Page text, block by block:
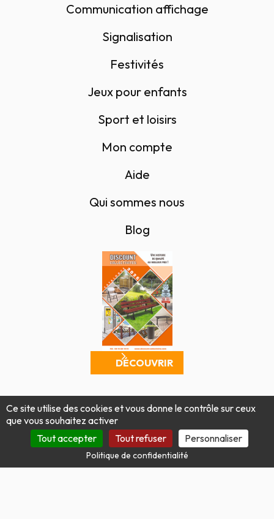
Communication affichage
Signalisation
Festivités
Jeux pour enfants
Sport et loisirs
Mon compte
Aide
Qui sommes nous
Blog
DÉCOUVRIR
Mentions légalesPolitique de confidentialité
Conditions générales de vente
Produit par Tout Simplement Digital
Site protégé par reCAPTCHA.Vie privée
Ce site utilise des cookies et vous donne le contrôle sur ceux
que vous souhaitez activer
Tout accepter
Tout refuser Personnaliser
Politique de confidentialité